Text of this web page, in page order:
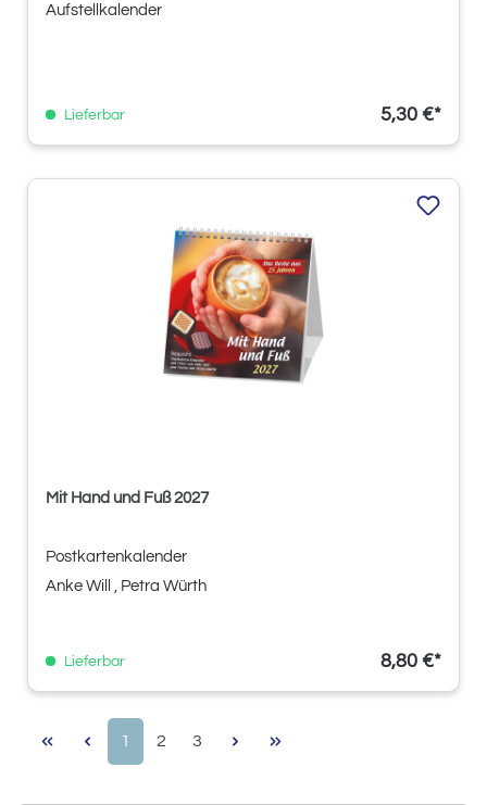
Aufstellkalender
Lieferbar 5,30 €*
Mit Hand und Fuß 2027
Postkartenkalender
Anke Will
, Petra Würth
Lieferbar 8,80 €*
Seite
1 Seite
2 Seite
3